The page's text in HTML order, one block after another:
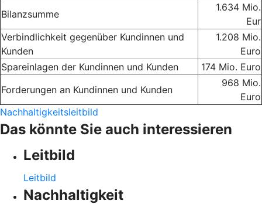
Bilanzsumme
1.634 Mio.
Eur
Verbindlichkeit gegenüber Kundinnen und
Kunden
1.208 Mio.
Euro
Spareinlagen der Kundinnen und Kunden
174 Mio. Euro
Forderungen an Kundinnen und Kunden
968 Mio.
Euro
Nachhaltigkeitsleitbild
Das könnte Sie auch interessieren
Leitbild
Leitbild
Nachhaltigkeit